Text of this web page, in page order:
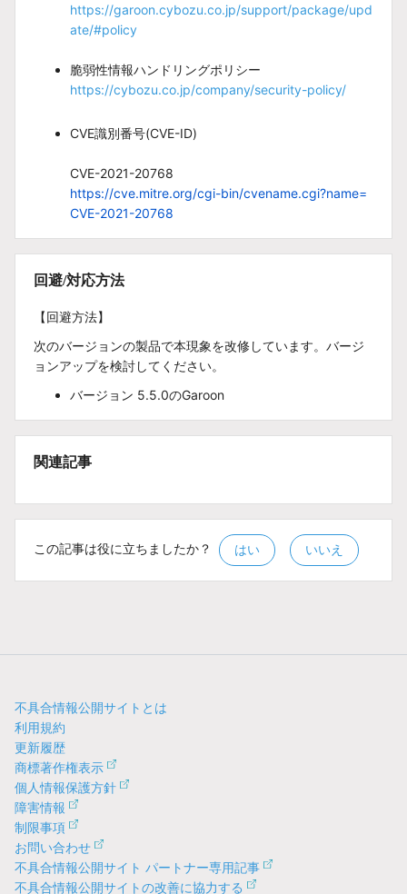
https://garoon.cybozu.co.jp/support/package/upd
ate/#policy
脆弱性情報ハンドリングポリシー
https://cybozu.co.jp/company/security-policy/
CVE識別番号(CVE-ID)
CVE-2021-20768
https://cve.mitre.org/cgi-bin/cvename.cgi?name=
CVE-2021-20768
回避/対応方法
【回避方法】
次のバージョンの製品で本現象を改修しています。バージ
ョンアップを検討してください。
バージョン 5.5.0のGaroon
関連記事
この記事は役に立ちましたか？ はい いいえ
不具合情報公開サイトとは
利用規約
更新履歴
商標著作権表示
個人情報保護方針
障害情報
制限事項
お問い合わせ
不具合情報公開サイト パートナー専用記事
不具合情報公開サイトの改善に協力する